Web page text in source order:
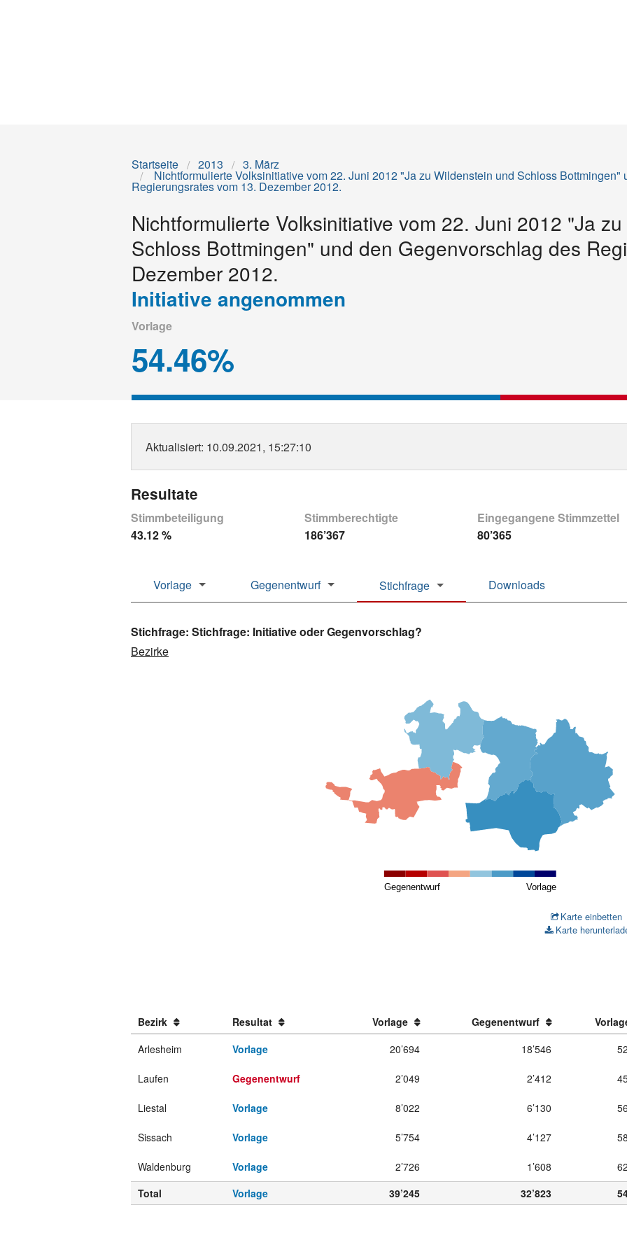
Startseite 2013 3. März
Nichtformulierte Volksinitiative vom 22. Juni 2012 "Ja zu Wildenstein und Schloss Bottmingen"
Regierungsrates vom 13. Dezember 2012.
Nichtformulierte Volksinitiative vom 22. Juni 2012 "Ja
Schloss Bottmingen" und den Gegenvorschlag des
Dezember 2012.
Initiative angenommen
Vorlage
54.46%
Aktualisiert: 10.09.2021, 15:27:10
Resultate
Stimmbeteiligung
43.12 %
Stimmberechtigte
186’367
Eingegangene Stimmzettel
80’365
Vorlage
Bezirke
Gegenentwurf Stichfrage Downloads
Stichfrage: Stichfrage: Initiative oder Gegenvorschlag?
Bezirke
Gegenentwurf Vorlage
Karte einbetten
Karte
Bezirk Resultat Vorlage Gegenentwurf
Arlesheim
Vorlage 20’694 18’546
Laufen Gegenentwurf 2’049 2’412
Liestal Vorlage 8’022 6’130
Sissach Vorlage 5’754 4’127
Waldenburg Vorlage 2’726 1’608
Total
Vorlage 39’245 32’823